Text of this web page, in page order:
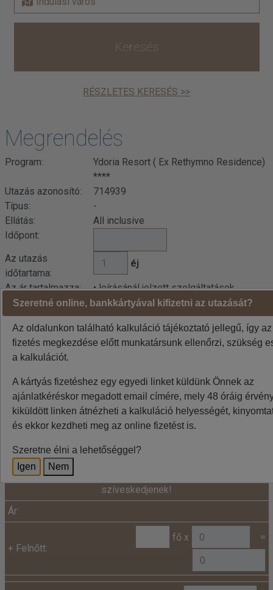
Keresés
RÉSZLETES KERESÉS >>
Megrendelés
Program:
Ydoria Resort ( Ex Rethymno Residence)
****
Utazás azonosító:
714939
Típus:
-
Ellátás:
All inclusive
Időpont:
Az utazás
időtartama:
éj
Az ár tartalmazza:
• leírásánál jelzett szolgáltatások
Az ár nem
tartalmazza:
• leírásánál jelzett szolgáltatások
Indulási városok jelentése: BUD=Budapest DEB=Debrecen
BTS=Pozsony, VIE=Bécs
A weboldalon látható áraknál az euró / forint árfolyam
ingadozása miatt eltérések lehetnek, a pontos végleges
összeget az utazásszervező foglalásnál jelzi.
Kalkuláció
Minden utazó adatait az alábbiakban megadni
szíveskedjenek!
Ár:
+ Felnőtt:
fő x =
Szeretné online, bankkártyával kifizetni az utazását?
Az oldalunkon található kalkuláció tájékoztató jellegű, így
fizetés megkezdése előtt munkatársunk ellenőrzi, szükség
a kalkulációt.
A kártyás fizetéshez egy egyedi linket küldünk Önnek az
ajánlatkéréskor megadott email címére, mely 48 óráig
kiküldött linken átnézheti a kalkuláció helyességét,
és ekkor kezdheti meg az online fizetést is.
Szeretne élni a lehetőséggel?
Igen
Nem